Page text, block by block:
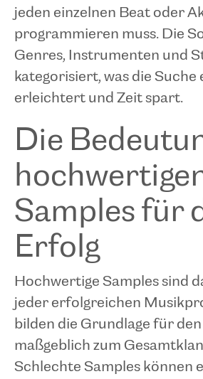
jeden einzelnen Beat oder
programmieren muss. Die
Genres, Instrumenten und
kategorisiert, was die Suche
erleichtert und Zeit spart.
Die
Samples für
Erfolg
Hochwertige Samples sind
jeder erfolgreichen
bilden die Grundlage für
maßgeblich zum
Schlechte Samples können